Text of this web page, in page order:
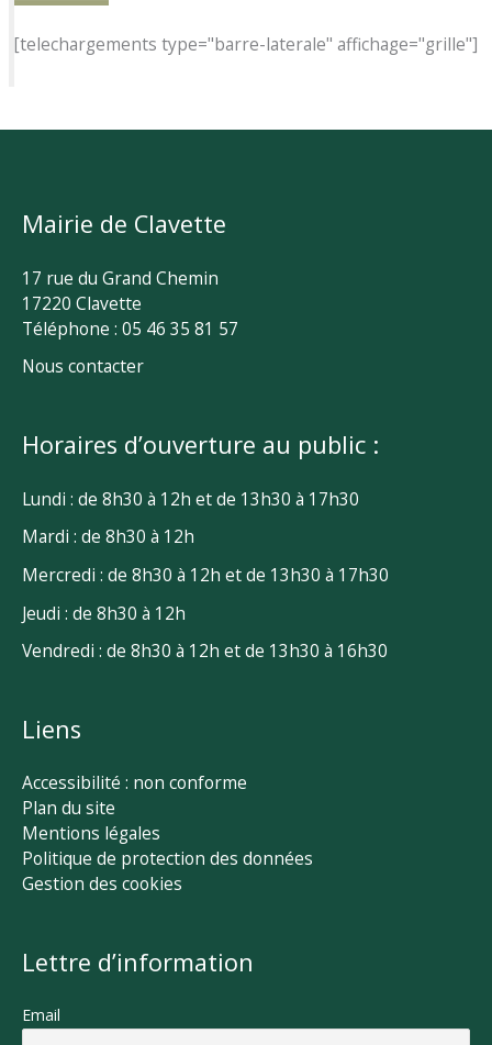
[telechargements type="barre-laterale" affichage="grille"]
Mairie de Clavette
17 rue du Grand Chemin
17220 Clavette
Téléphone : 05 46 35 81 57
Nous contacter
Horaires d’ouverture au public :
Lundi : de 8h30 à 12h et de 13h30 à 17h30
Mardi : de 8h30 à 12h
Mercredi : de 8h30 à 12h et de 13h30 à 17h30
Jeudi : de 8h30 à 12h
Vendredi : de 8h30 à 12h et de 13h30 à 16h30
Liens
Accessibilité : non conforme
Plan du site
Mentions légales
Politique de protection des données
Gestion des cookies
Lettre d’information
Email